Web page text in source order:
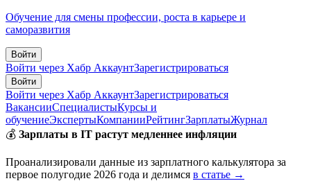
Обучение для смены профессии, роста в карьере и
саморазвития
Войти
Войти через Хабр АккаунтЗарегистрироваться
Войти
Войти через Хабр АккаунтЗарегистрироваться
ВакансииСпециалистыКурсы и
обучениеЭкспертыКомпанииРейтингЗарплатыЖурнал
💰 Зарплаты в IT растут медленнее инфляции
Проанализировали данные из зарплатного калькулятора за
первое полугодие 2026 года и делимся в статье →